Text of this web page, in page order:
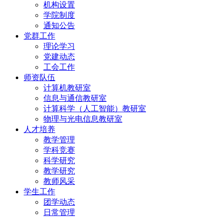
机构设置
学院制度
通知公告
党群工作
理论学习
党建动态
工会工作
师资队伍
计算机教研室
信息与通信教研室
计算科学（人工智能）教研室
物理与光电信息教研室
人才培养
教学管理
学科竞赛
科学研究
教学研究
教师风采
学生工作
团学动态
日常管理